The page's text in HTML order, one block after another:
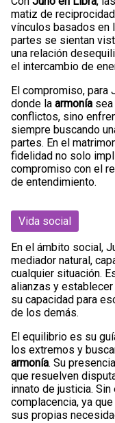
matiz de
vínculos basados en
partes se sientan
una relación
el intercambio de
El compromiso, para
donde la armonía
conflictos, sino
siempre buscando
partes. En el
fidelidad no solo
compromiso con el
de entendimiento.
Vida social
En el ámbito social,
mediador natural,
cualquier situación.
alianzas y
su capacidad para
de los demás.
El equilibrio es su
los extremos y
armonía. Su
que resuelven
innato de justicia.
complacencia, ya
sus propias